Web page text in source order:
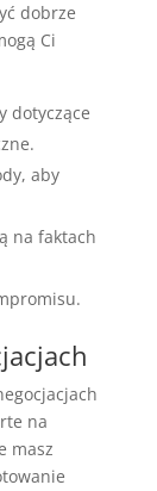
dobrze
Ci
dotyczące
aby
na faktach
na
masz